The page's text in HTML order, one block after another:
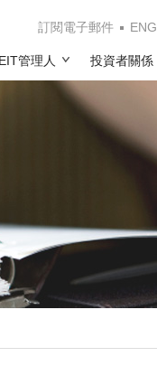
管理人 投資者關係
訂閱電子郵件 ENG